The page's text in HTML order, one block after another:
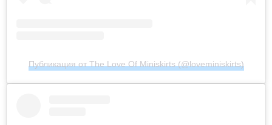
Публикация от The Love Of Miniskirts (@loveminiskirts)